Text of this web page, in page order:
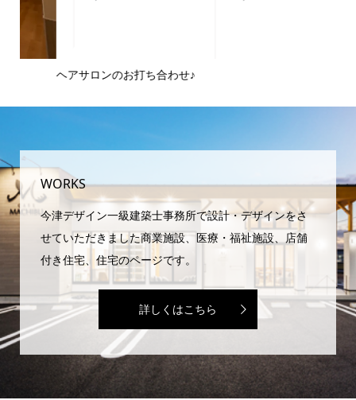
ヘアサロンのお打ち合わせ♪
WORKS
今津デザイン一級建築士事務所で設計・デザインをさ
せていただきました商業施設、医療・福祉施設、店舗
付き住宅、住宅のページです。
詳しくはこちら